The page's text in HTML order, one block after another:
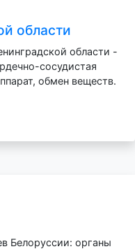
области
области -
сосудистая
обмен веществ.
Белоруссии: органы